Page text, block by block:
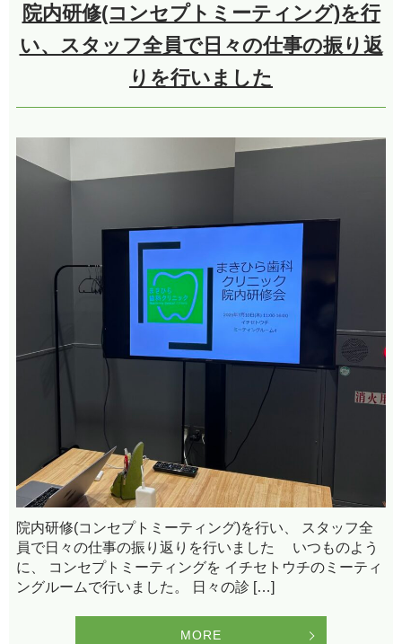
院内研修(コンセプトミーティング)を行
い、スタッフ全員で日々の仕事の振り返
りを行いました
院内研修(コンセプトミーティング)を行い、 スタッフ全
員で日々の仕事の振り返りを行いました いつものよう
に、 コンセプトミーティングを イチセトウチのミーティ
ングルームで行いました。 日々の診 […]
MORE